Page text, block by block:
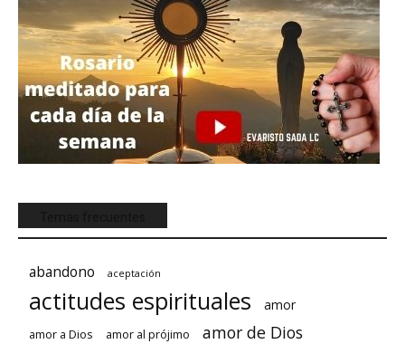
abandono aceptación
actitudes espirituales amor
amor a Dios amor al prójimo amor de Dios